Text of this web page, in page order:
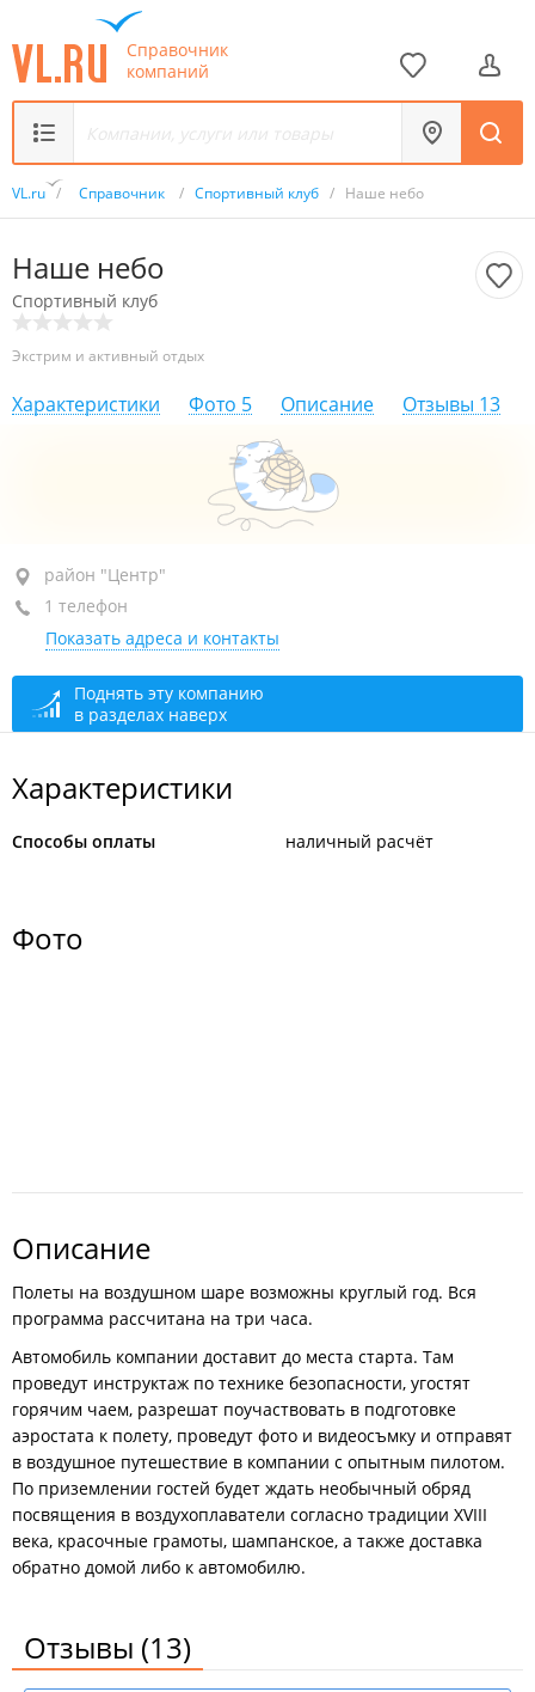
Справочник
компаний
VL.ru / Справочник / Спортивный клуб / Наше небо
Наше небо
Спортивный клуб
Экстрим и активный отдых
Характеристики Фото 5 Описание Отзывы 13
район "Центр", ул. Нижнепортовая, 1
+7 924 422-22-29
сегодня закрыто
район "Центр"
1 телефон
Показать адреса и контакты
Поднять эту компанию
в разделах наверх
Характеристики
Способы оплаты наличный расчёт
Фото
Описание
Полеты на воздушном шаре возможны круглый год. Вся
программа рассчитана на три часа.
Автомобиль компании доставит до места старта. Там
проведут инструктаж по технике безопасности, угостят
горячим чаем, разрешат поучаствовать в подготовке
аэростата к полету, проведут фото и видеосъмку и отправят
в воздушное путешествие в компании с опытным пилотом.
По приземлении гостей будет ждать необычный обряд
посвящения в воздухоплаватели согласно традиции XVIII
века, красочные грамоты, шампанское, а также доставка
обратно домой либо к автомобилю.
Отзывы (13)